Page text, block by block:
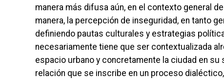
manera más difusa aún, en el contexto general
manera, la percepción de inseguridad, en tanto
definiendo pautas culturales y estrategias
necesariamente tiene que ser contextualizada
espacio urbano y concretamente la ciudad en
relación que se inscribe en un proceso